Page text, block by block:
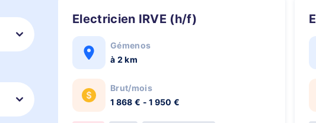
Electricien IRVE (h/f)
Gémenos
à 2 km
Brut/mois
1 868 € - 1 950 €